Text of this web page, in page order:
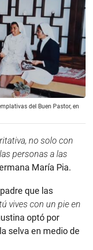
del Buen Pastor, en
no solo con
personas a las
María Pia.
que las
vives con un pie en
optó por
selva en medio de